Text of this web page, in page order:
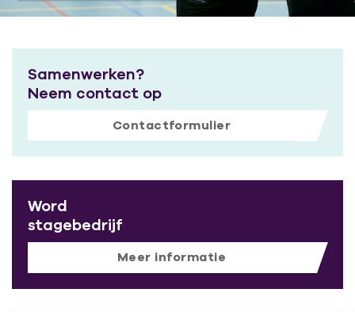
Samenwerken?
Neem contact op
Contactformulier
Word
stagebedrijf
Meer informatie